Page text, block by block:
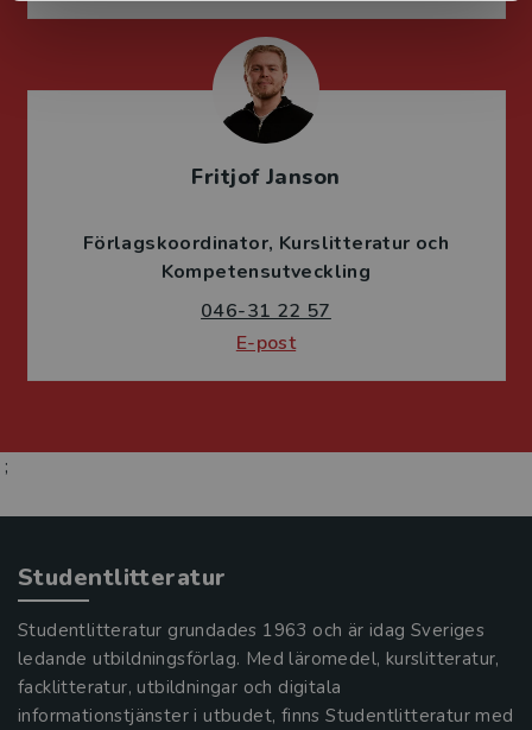
Fritjof Janson
Förlagskoordinator Kurslitteratur och
Kompetensutveckling
046-31 22 57
E-post
;
Studentlitteratur
Studentlitteratur grundades 1963 och är idag Sveriges
ledande utbildningsförlag. Med läromedel, kurslitteratur,
facklitteratur, utbildningar och digitala
informationstjänster i utbudet, finns Studentlitteratur med